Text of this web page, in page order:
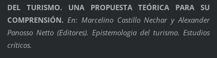
DEL TURISMO. UNA PROPUESTA TEÓRICA PARA SU
COMPRENSIÓN. En: Marcelino Castillo Nechar y Alexander
Panosso Netto (Editores). Epistemologia del turismo. Estudios
críticos.